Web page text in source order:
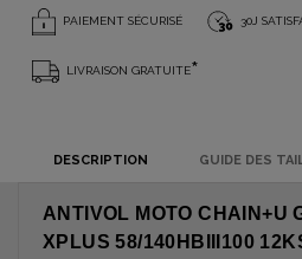
PAIEMENT SÉCURISÉ 30J
LIVRAISON GRATUITE*
DESCRIPTION GUIDE DES
ANTIVOL MOTO CHAIN+U
XPLUS 58/140HBIII100